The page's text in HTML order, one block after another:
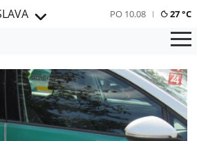
PO 10.08 27 °C